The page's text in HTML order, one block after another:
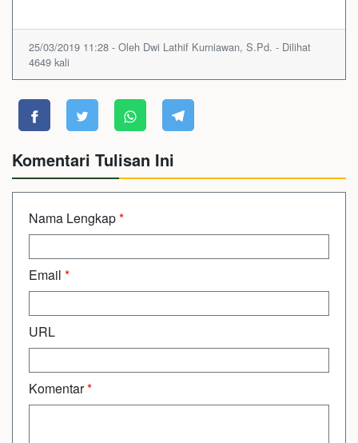
25/03/2019 11:28 - Oleh Dwi Lathif Kurniawan, S.Pd. - Dilihat
4649 kali
Komentari Tulisan Ini
Nama Lengkap*
Email *
URL
Komentar*